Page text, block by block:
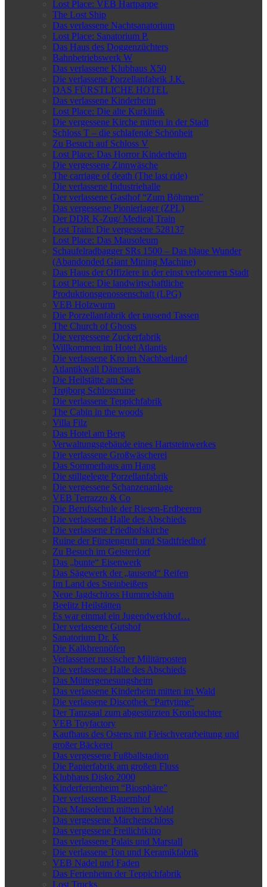
Lost Place: VEB Hartpappe
The Lost Ship
Das verlassene Nachtsanatorium
Lost Place: Sanatorium P.
Das Haus des Doggenzüchters
Bahnbetriebswerk W
Das verlassene Klubhaus X50
Die verlassene Porzellanfabrik J.K.
DAS FÜRSTLICHE HOTEL
Das verlassene Kinderheim
Lost Place: Die alte Kurklinik
Die vergessene Kirche mitten in der Stadt
Schloss T – die schlafende Schönheit
Zu Besuch auf Schloss V
Lost Place: Das Horror Kinderheim
Die vergessene Zinnwäsche
The carriage of death (The last ride)
Die verlassene Industriehalle
Der verlassene Gasthof “Zum Böhmen”
Das vergessene Pionierlager (ZPL)
Der DDR K-Zug/ Medical Train
Lost Train: Die vergessene 528137
Lost Place: Das Mausoleum
Schaufelradbagger SRs 1500 – Das blaue Wunder
(Abandonded Giant Mining Machine)
Das Haus der Offiziere in der einst verbotenen Stadt
Lost Place: Die landwirtschaftliche
Produktionsgenossenschaft (LPG)
VEB Holzwurm
Die Porzellanfabrik der tausend Tassen
The Church of Ghosts
Die vergessene Zuckerfabrik
Willkommen im Hotel Atlantis
Die verlassene Kro im Nachbarland
Atlantikwall Dänemark
Die Heilstätte am See
Trøjborg Schlossruine
Die verlassene Teppichfabrik
The Cabin in the woods
Villa Filz
Das Hotel am Berg
Verwaltungsgebäude eines Hartsteinwerkes
Die verlassene Großwäscherei
Das Sommerhaus am Hang
Die stillgelegte Porzellanfabrik
Die vergessene Schanzenanlage
VEB Terrazzo & Co
Die Berufsschule der Riesen-Erdbeeren
Die verlassene Halle des Abschieds
Die verlassene Friedhofskirche
Ruine der Fürstengruft und Stadtfriedhof
Zu Besuch im Geisterdorf
Das „bunte“ Eisenwerk
Das Sägewerk der „tausend“ Reifen
Im Land des Steinbeißers
Neue Jagdschloss Hummelshain
Beelitz Heilstätten
Es war einmal ein Jugendwerkhof…
Der verlassene Gutshof
Sanatorium Dr. K
Die Kalkbrennöfen
Verlassener russischer Militärposten
Die verlassene Halle des Abschieds
Das Müttergenesungsheim
Das verlassene Kinderheim mitten im Wald
Die verlassene Discothek “Partytime”
Der Tanzsaal zum abgestürzten Kronleuchter
VEB Toyfactory
Kaufhaus des Ostens mit Fleischverarbeitung und
großer Bäckerei
Das vergessene Fußballstadion
Die Papierfabrik am großen Fluss
Klubhaus Disko 2000
Kinderferienheim “Biosphäre”
Der verlassene Bauernhof
Das Mausoleum mitten im Wald
Das vergessene Märchenschloss
Das vergessene Freilichtkino
Das verlassene Palais und Marstall
Die verlassene Ton und Keramikfabrik
VEB Nadel und Faden
Das Ferienheim der Teppichfabrik
Lost Trucks